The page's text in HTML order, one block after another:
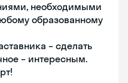
необходимыми
образованному
– сделать
– интересным.